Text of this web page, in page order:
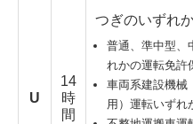
U
14
時
間
つぎのいずれ
普通、準中型、
れかの運転免許
車両系建設機械
用）運転いずれ